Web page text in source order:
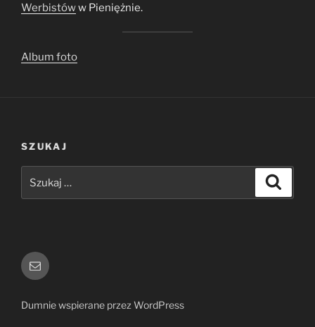
Werbistóww Pieniężnie.
Album foto
SZUKAJ
E-
mail
Dumnie wspierane przez WordPress